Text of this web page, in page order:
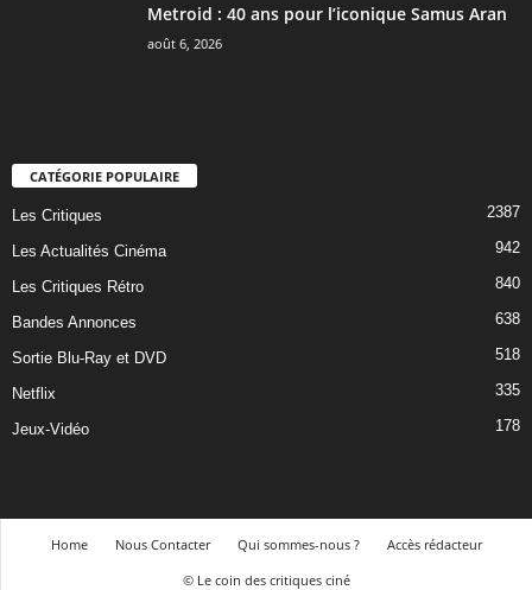
Metroid : 40 ans pour l’iconique Samus Aran
août 6, 2026
CATÉGORIE POPULAIRE
Les Critiques 2387
Les Actualités Cinéma 942
Les Critiques Rétro 840
Bandes Annonces 638
Sortie Blu-Ray et DVD 518
Netflix 335
Jeux-Vidéo 178
Home Nous Contacter Qui sommes-nous ?
Accès rédacteur
© Le coin des critiques ciné